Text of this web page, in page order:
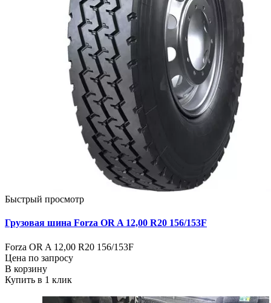
Быстрый просмотр
Грузовая шина Forza OR A 12,00 R20 156/153F
Forza OR A 12,00 R20 156/153F
Цена по запросу
В корзину
Купить в 1 клик